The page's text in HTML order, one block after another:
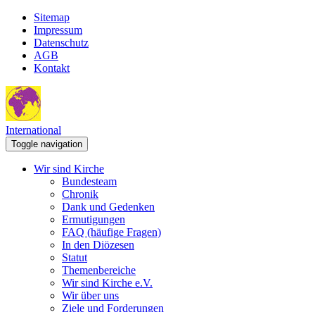
Sitemap
Impressum
Datenschutz
AGB
Kontakt
International
Toggle navigation
Wir sind Kirche
Bundesteam
Chronik
Dank und Gedenken
Ermutigungen
FAQ (häufige Fragen)
In den Diözesen
Statut
Themenbereiche
Wir sind Kirche e.V.
Wir über uns
Ziele und Forderungen